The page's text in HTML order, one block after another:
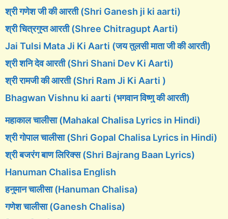
श्री गणेश जी की आरती (Shri Ganesh ji ki aarti)
श्री चित्रगुप्त आरती (Shree Chitragupt Aarti)
Jai Tulsi Mata Ji Ki Aarti (जय तुलसी माता जी की आरती)
श्री शनि देव आरती (Shri Shani Dev Ki Aarti)
श्री रामजी की आरती (Shri Ram Ji Ki Aarti )
Bhagwan Vishnu ki aarti (भगवान विष्णु की आरती)
महाकाल चालीसा (Mahakal Chalisa Lyrics in Hindi)
श्री गोपाल चालीसा (Shri Gopal Chalisa Lyrics in Hindi)
श्री बजरंग बाण लिरिक्स (Shri Bajrang Baan Lyrics)
Hanuman Chalisa English
हनुमान चालीसा (Hanuman Chalisa)
गणेश चालीसा (Ganesh Chalisa)